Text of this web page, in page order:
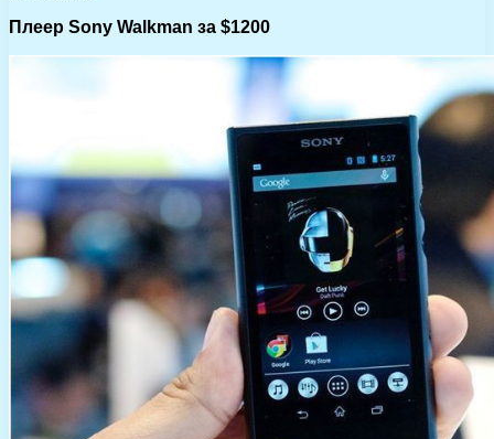
Плеер Sony Walkman за $1200